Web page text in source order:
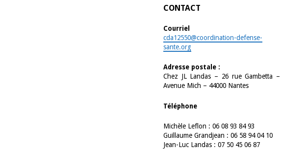
CONTACT
Courriel
cda12550@coordination-defense-
sante.org
Adresse postale :
Chez JL Landas – 26 rue Gambetta –
Avenue Mich – 44000 Nantes
Téléphone
Michèle Leflon : 06 08 93 84 93
Guillaume Grandjean : 06 58 94 04 10
Jean-Luc Landas : 07 50 45 06 87